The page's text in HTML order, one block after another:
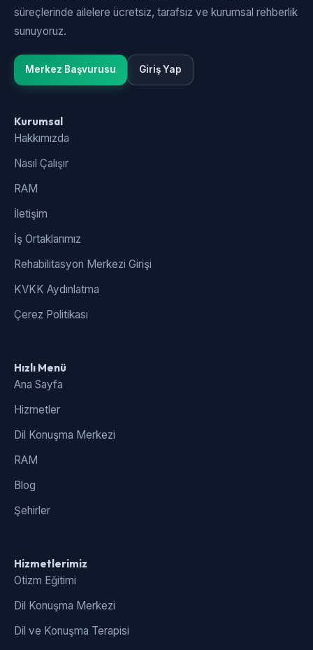
süreçlerinde ailelere ücretsiz, tarafsız ve kurumsal rehberlik
sunuyoruz.
Merkez Başvurusu Giriş Yap
Kurumsal
Hakkımızda
Nasıl Çalışır
RAM
İletişim
İş Ortaklarımız
Rehabilitasyon Merkezi Girişi
KVKK Aydınlatma
Çerez Politikası
Hızlı Menü
Ana Sayfa
Hizmetler
Dil Konuşma Merkezi
RAM
Blog
Şehirler
Hizmetlerimiz
Otizm Eğitimi
Dil Konuşma Merkezi
Dil ve Konuşma Terapisi